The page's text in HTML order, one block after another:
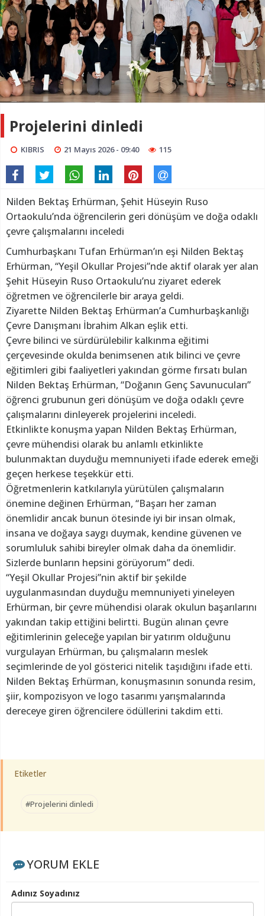
Projelerini dinledi
KIBRIS 21 Mayıs 2026 - 09:40 115
Nilden Bektaş Erhürman, Şehit Hüseyin Ruso
Ortaokulu’nda öğrencilerin geri dönüşüm ve doğa odaklı
çevre çalışmalarını inceledi
Cumhurbaşkanı Tufan Erhürman’ın eşi Nilden Bektaş
Erhürman, “Yeşil Okullar Projesi”nde aktif olarak yer alan
Şehit Hüseyin Ruso Ortaokulu’nu ziyaret ederek
öğretmen ve öğrencilerle bir araya geldi.
Ziyarette Nilden Bektaş Erhürman’a Cumhurbaşkanlığı
Çevre Danışmanı İbrahim Alkan eşlik etti.
Çevre bilinci ve sürdürülebilir kalkınma eğitimi
çerçevesinde okulda benimsenen atık bilinci ve çevre
eğitimleri gibi faaliyetleri yakından görme fırsatı bulan
Nilden Bektaş Erhürman, “Doğanın Genç Savunucuları”
öğrenci grubunun geri dönüşüm ve doğa odaklı çevre
çalışmalarını dinleyerek projelerini inceledi.
Etkinlikte konuşma yapan Nilden Bektaş Erhürman,
çevre mühendisi olarak bu anlamlı etkinlikte
bulunmaktan duyduğu memnuniyeti ifade ederek emeği
geçen herkese teşekkür etti.
Öğretmenlerin katkılarıyla yürütülen çalışmaların
önemine değinen Erhürman, “Başarı her zaman
önemlidir ancak bunun ötesinde iyi bir insan olmak,
insana ve doğaya saygı duymak, kendine güvenen ve
sorumluluk sahibi bireyler olmak daha da önemlidir.
Sizlerde bunların hepsini görüyorum” dedi.
“Yeşil Okullar Projesi”nin aktif bir şekilde
uygulanmasından duyduğu memnuniyeti yineleyen
Erhürman, bir çevre mühendisi olarak okulun başarılarını
yakından takip ettiğini belirtti. Bugün alınan çevre
eğitimlerinin geleceğe yapılan bir yatırım olduğunu
vurgulayan Erhürman, bu çalışmaların meslek
seçimlerinde de yol gösterici nitelik taşıdığını ifade etti.
Nilden Bektaş Erhürman, konuşmasının sonunda resim,
şiir, kompozisyon ve logo tasarımı yarışmalarında
dereceye giren öğrencilere ödüllerini takdim etti.
Etiketler
#Projelerini dinledi
YORUM EKLE
Adınız Soyadınız